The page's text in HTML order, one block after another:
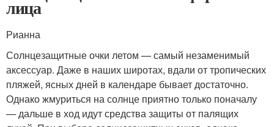
лица
Рианна
Солнцезащитные очки летом — самый незаменимый
аксессуар. Даже в наших широтах, вдали от тропических
пляжей, ясных дней в календаре бывает достаточно.
Однако жмуриться на солнце приятно только поначалу
— дальше в ход идут средства защиты от палящих